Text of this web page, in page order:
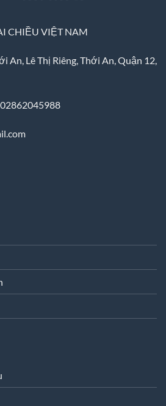
CHIỀU VIỆT NAM
An, Lê Thị Riêng, Thới An, Quận 12,